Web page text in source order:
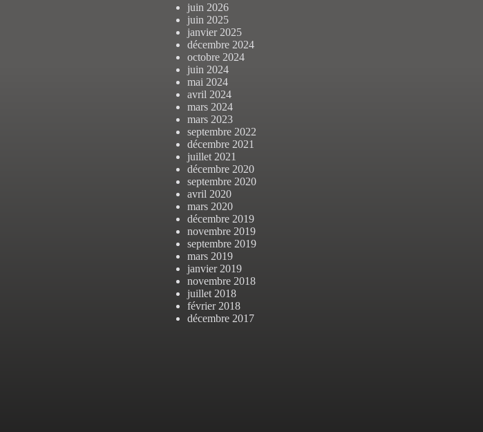
juin 2026
juin 2025
janvier 2025
décembre 2024
octobre 2024
juin 2024
mai 2024
avril 2024
mars 2024
mars 2023
septembre 2022
décembre 2021
juillet 2021
décembre 2020
septembre 2020
avril 2020
mars 2020
décembre 2019
novembre 2019
septembre 2019
mars 2019
janvier 2019
novembre 2018
juillet 2018
février 2018
décembre 2017